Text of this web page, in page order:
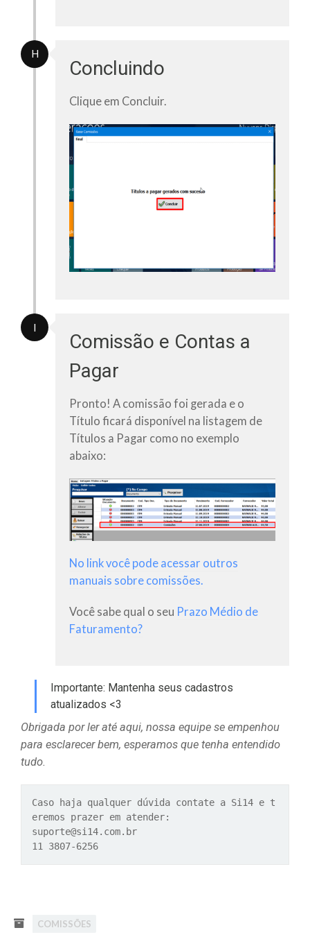
Concluindo
Clique em Concluir.
H
Comissão e Contas a
Pagar
Pronto! A comissão foi gerada e o
Título ficará disponível na listagem de
Títulos a Pagar como no exemplo
abaixo:
No link você pode acessar outros
manuais sobre comissões.
Você sabe qual o seu Prazo Médio de
Faturamento?
I
Importante: Mantenha seus cadastros
atualizados <3
Obrigada por ler até aqui, nossa equipe se empenhou
para esclarecer bem, esperamos que tenha entendido
tudo.
Caso haja qualquer dúvida contate a Si14 e t
eremos prazer em atender:
suporte@si14.com.br
11 3807-6256
COMISSÕES